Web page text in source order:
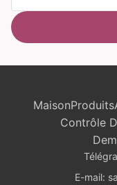
MaisonProduits
Contrôle
E-mail: